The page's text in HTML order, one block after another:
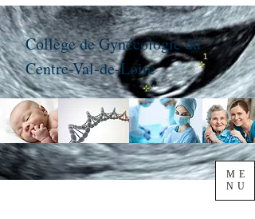
ME
NU
Collège de Gynécologie du
Centre-Val-de-Loire